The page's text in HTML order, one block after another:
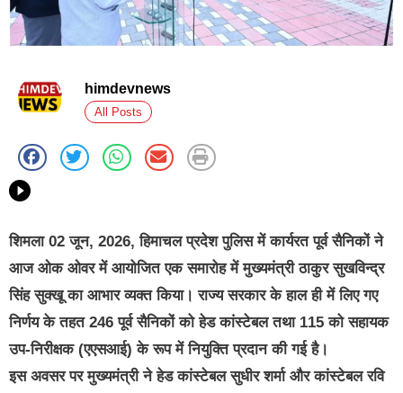
himdevnews
All Posts
शिमला 02 जून, 2026, हिमाचल प्रदेश पुलिस में कार्यरत पूर्व सैनिकों ने
आज ओक ओवर में आयोजित एक समारोह में मुख्यमंत्री ठाकुर सुखविन्द्र
सिंह सुक्खू का आभार व्यक्त किया। राज्य सरकार के हाल ही में लिए गए
निर्णय के तहत 246 पूर्व सैनिकों को हेड कांस्टेबल तथा 115 को सहायक
उप-निरीक्षक (एएसआई) के रूप में नियुक्ति प्रदान की गई है।
इस अवसर पर मुख्यमंत्री ने हेड कांस्टेबल सुधीर शर्मा और कांस्टेबल रवि